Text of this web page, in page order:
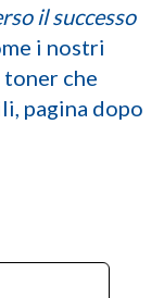
il successo
i nostri
che
pagina dopo